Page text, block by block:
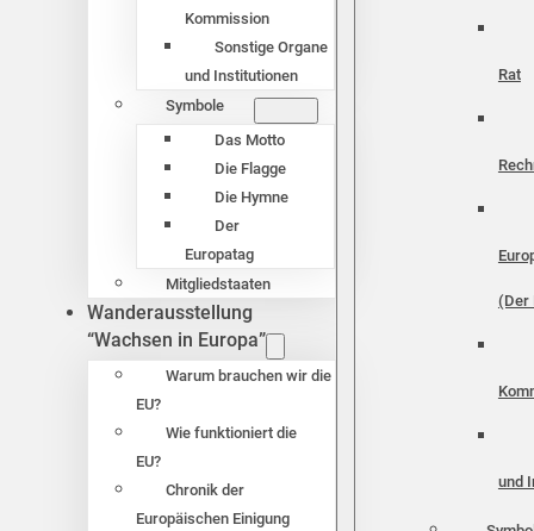
Kommission
Sonstige Organe
und Institutionen
Symbole
Das Motto
Die Flagge
Die Hymne
Der
Europatag
Mitgliedstaaten
Wanderausstellung
“Wachsen in Europa”
Warum brauchen wir die
EU?
Wie funktioniert die
EU?
Chronik der
Europäischen Einigung
Rat
(Der
und